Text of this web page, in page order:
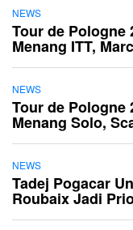
NEWS
Tour de Pologne
Menang ITT,
NEWS
Tour de Pologne
Menang Solo,
NEWS
Tadej Pogacar
Roubaix Jadi